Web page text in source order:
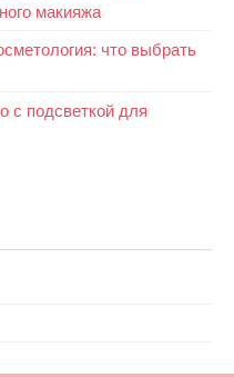
макияжа
что выбрать
с подсветкой для